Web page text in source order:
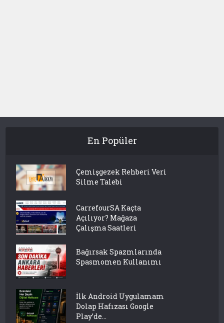
En Popüler
Çemişgezek Rehberi Veri
Silme Talebi
CarrefourSA Kaçta
Açılıyor? Mağaza
Çalışma Saatleri
Bağırsak Spazmlarında
Spasmomen Kullanımı
İlk Android Uygulamam
Dolap Hafızası Google
Play’de...